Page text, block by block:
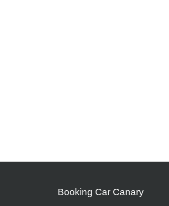
Booking Car Canary